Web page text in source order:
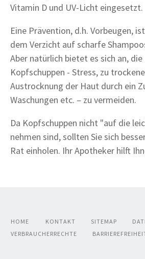
Vitamin D und UV-Licht eingesetzt.
Eine Prävention, d.h. Vorbeugen,
dem Verzicht auf scharfe
Aber natürlich bietet es sich an,
Kopfschuppen - Stress, zu
Austrocknung der Haut durch ein
Waschungen etc. – zu vermeiden.
Da Kopfschuppen nicht "auf die
nehmen sind, sollten Sie sich
Rat einholen. Ihr Apotheker hilft
HOME KONTAKT SITEMAP
VERBRAUCHERRECHTE